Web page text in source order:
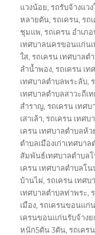
แวงน้อย,รถรับจ้างแว
หลายตัน,รถเครน,รถ
ชุมแพ,รถเครน อำเภ
เทศบาลนครขอนแก่นเ
ใส,รถเครน เทศบาลต
ลำน้ำพอง,รถเครน เ
เทศบาลตำบลพระลับ,
เทศบาลตำบลสาวะถีเ
สำราญ,รถเครน เทศ
เสาเล้า,รถเครน เทศบ
เครน เทศบาลตำบลห้
ตำบลเมืองเก่าเทศบา
สัมพันธ์เทศบาลตำบล
เครน เทศบาลตำบลโ
บ้านไผ่,รถเครน เทศบ
เทศบาลตำบลท่าพระ,
เมือง,รถเครนขอนแก่น
เครนขอนแก่นรับจ้าง
หนัก5ตัน 3ตัน,รถเคร